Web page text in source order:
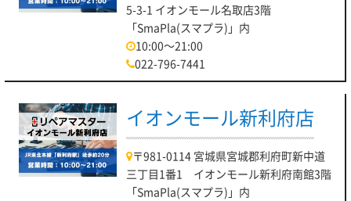
5-3-1 イオンモール名取店3階
「SmaPla(スマプラ)」内
10:00～21:00
022-796-7441
イオンモール新利府店
〒981-0114 宮城県宮城郡利府町新中道
三丁目1番1 イオンモール新利府南館3階
「SmaPla(スマプラ)」内